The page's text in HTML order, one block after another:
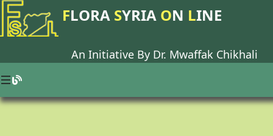
FLORA SYRIA ON LINE
An Initiative By Dr. Mwaffak Chikhali